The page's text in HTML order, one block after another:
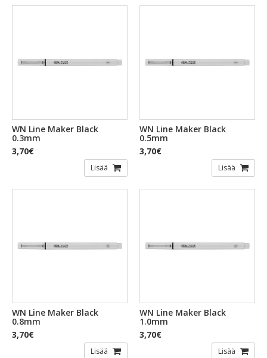
WN Line Maker Black
0.3mm
3,70€
Lisää
WN Line Maker Black
0.5mm
3,70€
Lisää
WN Line Maker Black
0.8mm
3,70€
Lisää
WN Line Maker Black
1.0mm
3,70€
Lisää